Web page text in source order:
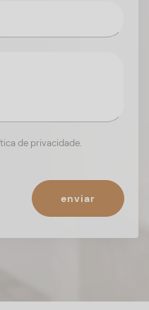
de privacidade.
enviar